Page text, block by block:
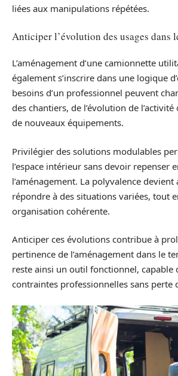
liées aux manipulations répétées.
Anticiper l’évolution des usages dans
L’aménagement d’une camionnette
également s’inscrire dans une logique
besoins d’un professionnel peuvent
des chantiers, de l’évolution de
de nouveaux équipements.
Privilégier des solutions modulables
l’espace intérieur sans devoir repenser
l’aménagement. La polyvalence
répondre à des situations variées, tout
organisation cohérente.
Anticiper ces évolutions contribue à
pertinence de l’aménagement dans le
reste ainsi un outil fonctionnel, capable
contraintes professionnelles sans perte